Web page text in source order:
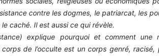
contre les dogmes, le patriarcat, les
caché. Il est aussi ce qui révèle.
explique pourquoi et comment une
corps de l’occulte est un corps genré,